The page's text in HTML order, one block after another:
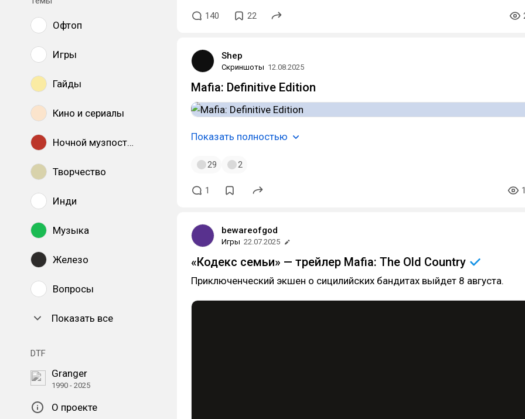
Офтоп
Игры
Гайды
Кино и сериалы
Ночной музпостинг
Творчество
Инди
Музыка
Железо
Вопросы
Показать все
DTF
Granger
1990 - 2025
О проекте
140 22
Shep
Скриншоты 12.08.2025
Mafia: Definitive Edition
Показать полностью
29 2
1
bewareofgod
Игры 22.07.2025
«Кодекс семьи» — трейлер Mafia: The Old Country
Приключенческий экшен о сицилийских бандитах выйдет 8 августа.